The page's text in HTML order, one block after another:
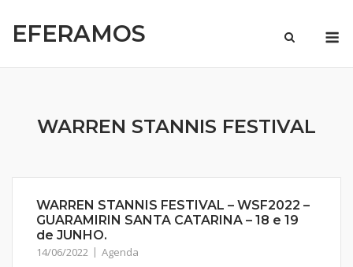
EFERAMOS
WARREN STANNIS FESTIVAL
WARREN STANNIS FESTIVAL – WSF2022 –
GUARAMIRIN SANTA CATARINA – 18 e 19
de JUNHO.
14/06/2022 Agenda